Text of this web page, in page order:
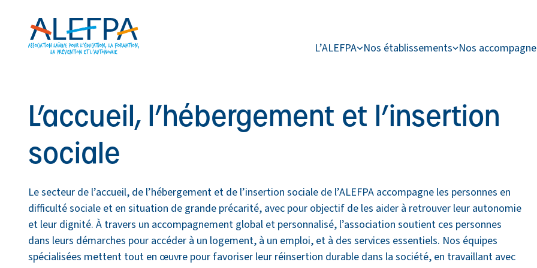
L’ALEFPA Nos établissements Nos
L’accueil, l’hébergement et l’insertion
sociale
Le secteur de l’accueil, de l’hébergement et de l’insertion sociale de l’ALEFPA accompagne les personnes en
difficulté sociale et en situation de grande précarité, avec pour objectif de les aider à retrouver leur autonomie
et leur dignité. À travers un accompagnement global et personnalisé, l’association soutient ces personnes
dans leurs démarches pour accéder à un logement, à un emploi, et à des services essentiels. Nos équipes
spécialisées mettent tout en œuvre pour favoriser leur réinsertion durable dans la société, en travaillant avec